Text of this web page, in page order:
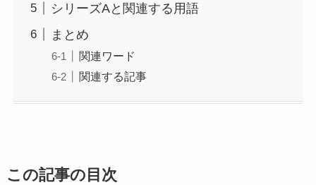
シリーズAと関連する用語
まとめ
関連ワード
関連する記事
この記事の目次